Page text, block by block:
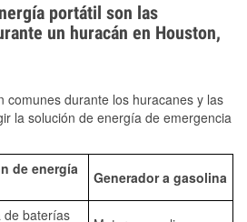
portátil son las
un huracán en Houston,
comunes durante los huracanes y las
la solución de energía de emergencia
de energía
Generador a gasolina
de baterías